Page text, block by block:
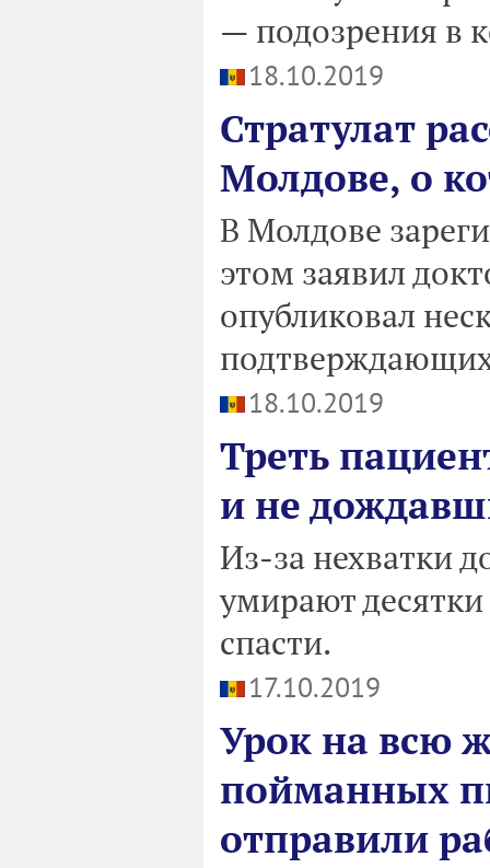
— подозрения в
18.10.2019
Стратулат
Молдове, о
В Молдове
этом заявил
опубликовал
18.10.2019
Треть
и не
Из-за нехватки
умирают
спасти.
17.10.2019
Урок на всю
пойманных
отправили